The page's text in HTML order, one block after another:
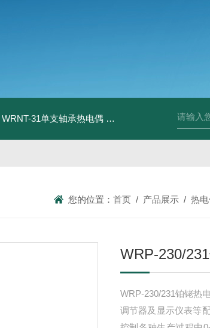
WRNT-31单支轴承热电偶 WZP-731套管式热电阻
您的位置： 首页 / 产品展示 / 热
WRP-230/
WRP-230/231铂铑热
调节器及显示仪表等